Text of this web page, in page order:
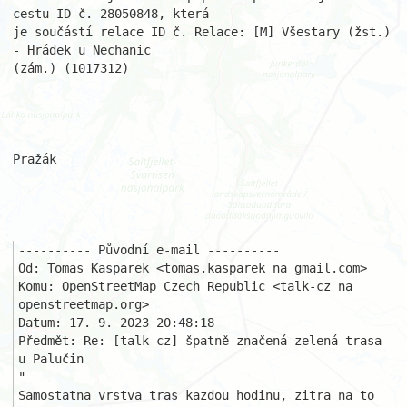
cestu ID č. 28050848, která
je součástí relace ID č. Relace: [M] Všestary (žst.)
- Hrádek u Nechanic
(zám.) (1017312)
Pražák
---------- Původní e-mail ----------
Od: Tomas Kasparek <tomas.kasparek na gmail.com>
Komu: OpenStreetMap Czech Republic <talk-cz na
openstreetmap.org>
Datum: 17. 9. 2023 20:48:18
Předmět: Re: [talk-cz] špatně značená zelená trasa
u Palučin
"
Samostatna vrstva tras kazdou hodinu, zitra na to